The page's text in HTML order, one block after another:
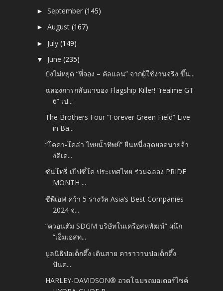
►September(145)
►August(167)
► July(149)
▼ June(235)
ปังไม่หยุด “พี่จอง – คัลแลน” จากผู้ใช้งานจริง ขึ้น...
ฉลองการกลับมาของ Flagship Killer! “realme GT
6” เป...
The Brothers Four “Forever Green Field” Live
in Ba...
“โคคา-โคล่า ไทยน้ำทิพย์” ยืนหนึ่งสุดยอดนายจ้า
งดีเด...
ซันโทรี่ เป๊ปซี่โค ประเทศไทย ร่วมฉลอง PRIDE
MONTH ...
ซีพีเอฟ คว้า 5 รางวัล Asia’s Best Companies
2024 จ...
“ควอนตัม SDGM บริษัทในเครือสหพัฒน์” ผนึก
“เอ็มเอสท...
มูลนิธิป่อเต็กตึ๊ง เดินสาย คาราวานป่อเต็กตึ๊ง
ปันค...
HARLEY-DAVIDSON® อวดโฉมรถมอเตอร์ไซค์